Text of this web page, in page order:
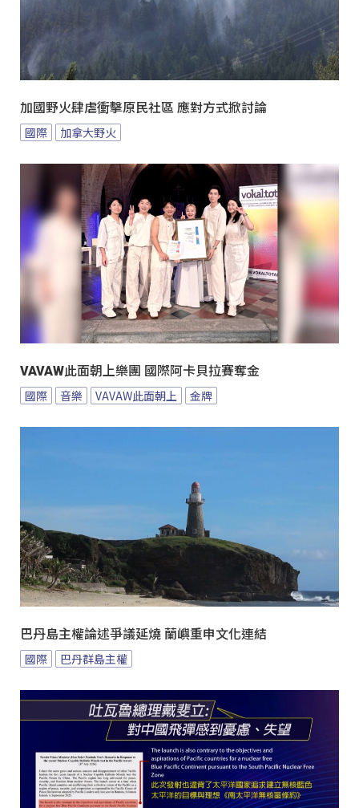
加國野火肆虐衝擊原民社區 應對方式掀討論
國際 加拿大野火
VAVAW此面朝上樂團 國際阿卡貝拉賽奪金
國際 音樂 VAVAW此面朝上 金牌
巴丹島主權論述爭議延燒 蘭嶼重申文化連結
國際 巴丹群島主權